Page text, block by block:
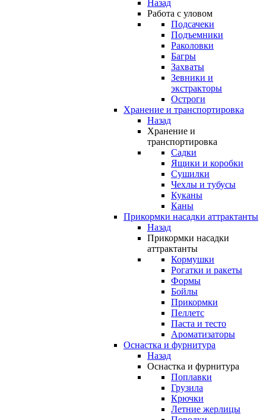
Назад
Работа с уловом
Подсачеки
Подъемники
Раколовки
Багры
Захваты
Зевники и
экстракторы
Остроги
Хранение и транспортировка
Назад
Хранение и
транспортировка
Садки
Ящики и коробки
Сушилки
Чехлы и тубусы
Куканы
Каны
Прикормки насадки аттрактанты
Назад
Прикормки насадки
аттрактанты
Кормушки
Рогатки и ракеты
Формы
Бойлы
Прикормки
Пеллетс
Паста и тесто
Ароматизаторы
Оснастка и фурнитура
Назад
Оснастка и фурнитура
Поплавки
Грузила
Крючки
Летние жерлицы